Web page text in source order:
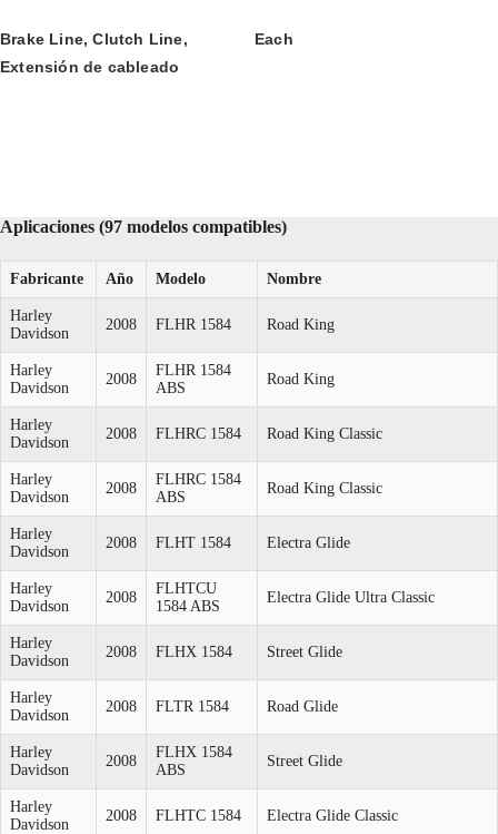
Brake Line, Clutch Line,
Extensión de cableado
Each
Aplicaciones (97 modelos compatibles)
Fabricante Año Modelo Nombre
Harley
Davidson
2008 FLHR 1584 Road King
Harley
Davidson
2008
FLHR 1584
ABS
Road King
Harley
Davidson
2008 FLHRC 1584 Road King Classic
Harley
Davidson
2008
FLHRC 1584
ABS
Road King Classic
Harley
Davidson
2008 FLHT 1584 Electra Glide
Harley
Davidson
2008
FLHTCU
1584 ABS
Electra Glide Ultra Classic
Harley
Davidson
2008 FLHX 1584 Street Glide
Harley
Davidson
2008 FLTR 1584 Road Glide
Harley
Davidson
2008
FLHX 1584
ABS
Street Glide
Harley
Davidson
2008 FLHTC 1584 Electra Glide Classic